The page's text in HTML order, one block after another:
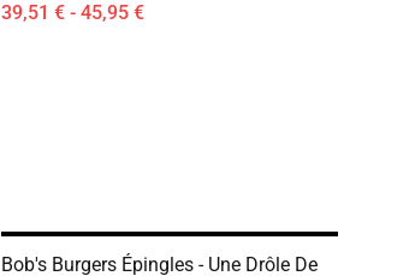
39,51 € - 45,95 €
Bob's Burgers Épingles - Une Drôle De